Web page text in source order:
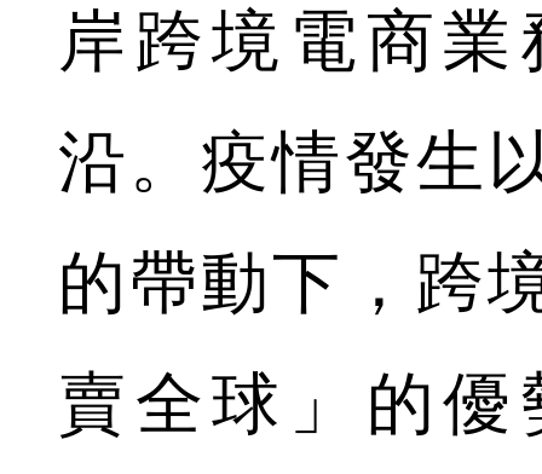
岸跨境電商
沿。疫情發生
的帶動下，跨
賣全球」的